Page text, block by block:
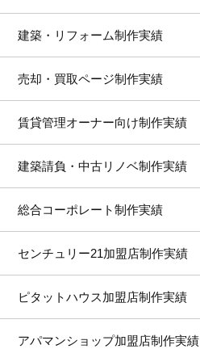
建築・リフォーム制作実績
売却・買取ページ制作実績
賃貸管理オーナー向け制作実績
建築請負・中古リノベ制作実績
総合コーポレート制作実績
センチュリー21加盟店制作実績
ピタットハウス加盟店制作実績
アパマンショップ加盟店制作実績